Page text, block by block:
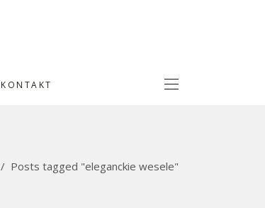
KONTAKT
/ Posts tagged "eleganckie wesele"